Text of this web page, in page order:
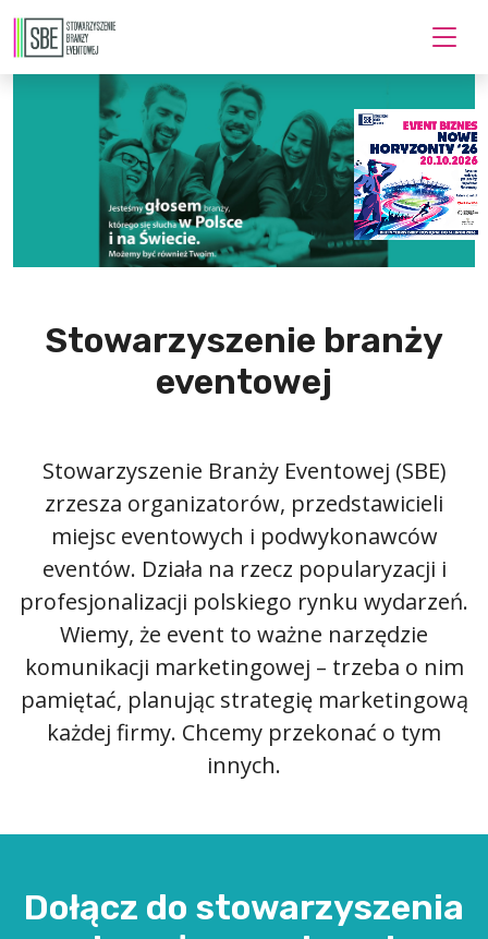
Stowarzyszenie branży
eventowej
Stowarzyszenie Branży Eventowej (SBE)
zrzesza organizatorów, przedstawicieli
miejsc eventowych i podwykonawców
eventów. Działa na rzecz popularyzacji i
profesjonalizacji polskiego rynku wydarzeń.
Wiemy, że event to ważne narzędzie
komunikacji marketingowej – trzeba o nim
pamiętać, planując strategię marketingową
każdej firmy. Chcemy przekonać o tym
innych.
Dołącz do stowarzyszenia